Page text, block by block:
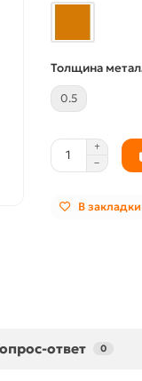
Толщина
0.5
В закладки
ответ 0